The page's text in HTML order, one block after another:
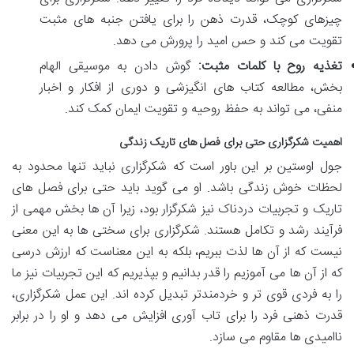
چیزهای کوچک، قدرت ذهن را برای یافتن جنبه های مثبت
تقویت می کند و حس امید را پرورش می دهد.
تغذیه روح با کلمات مثبت: گوش دادن به موسیقی الهام
بخش، مطالعه کتاب های انگیزشی و دوری از افکار و اخبار
منفی، می تواند به حفظ روحیه و تقویت ایمان کمک کند.
اهمیت شکرگزاری حتی برای فصل های تاریک زندگی
جول اوستین بر این باور است که شکرگزاری نباید تنها محدود به
لحظات خوش زندگی باشد. او می گوید باید حتی برای فصل های
تاریک و تجربیات دردناک نیز شکرگزار بود، زیرا آن ها بخش مهمی از
فرآیند رشد و تکامل هستند. شکرگزاری برای سختی ها به این معنی
نیست که از آن ها لذت ببریم، بلکه به این معناست که ارزش درسی
که از آن ها می آموزیم را قدر بدانیم و بپذیریم که این تجربیات نیز ما
را به فردی قوی تر و خردمندتر تبدیل کرده اند. این عمل شکرگزاری،
قدرت ذهنی فرد را برای تاب آوری افزایش می دهد و او را در برابر
ناامیدی ها مقاوم می سازد.